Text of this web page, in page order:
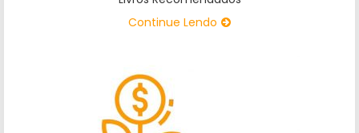
Continue Lendo